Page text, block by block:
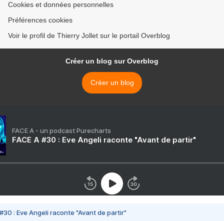
Cookies et données personnelles
Préférences cookies
Voir le profil de Thierry Jollet sur le portail Overblog
Créer un blog sur Overblog
Créer un blog
FACE A - un podcast Purecharts
FACE A #30 : Eve Angeli raconte "Avant de partir"
#30 : Eve Angeli raconte "Avant de partir"